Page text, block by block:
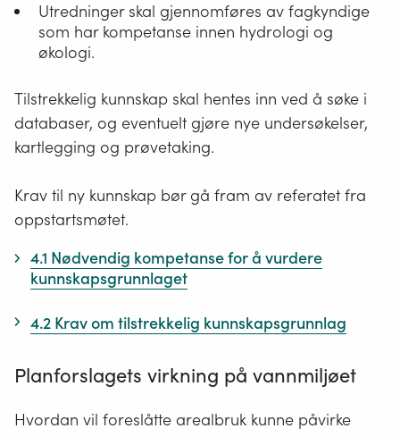
Utredninger skal gjennomføres av fagkyndige
som har kompetanse innen hydrologi og
økologi.
Tilstrekkelig kunnskap skal hentes inn ved å søke i
databaser, og eventuelt gjøre nye undersøkelser,
kartlegging og prøvetaking.
Krav til ny kunnskap bør gå fram av referatet fra
oppstartsmøtet.
4.1 Nødvendig kompetanse for å vurdere
kunnskapsgrunnlaget
4.2 Krav om tilstrekkelig kunnskapsgrunnlag
Planforslagets virkning på vannmiljøet
Hvordan vil foreslåtte arealbruk kunne påvirke